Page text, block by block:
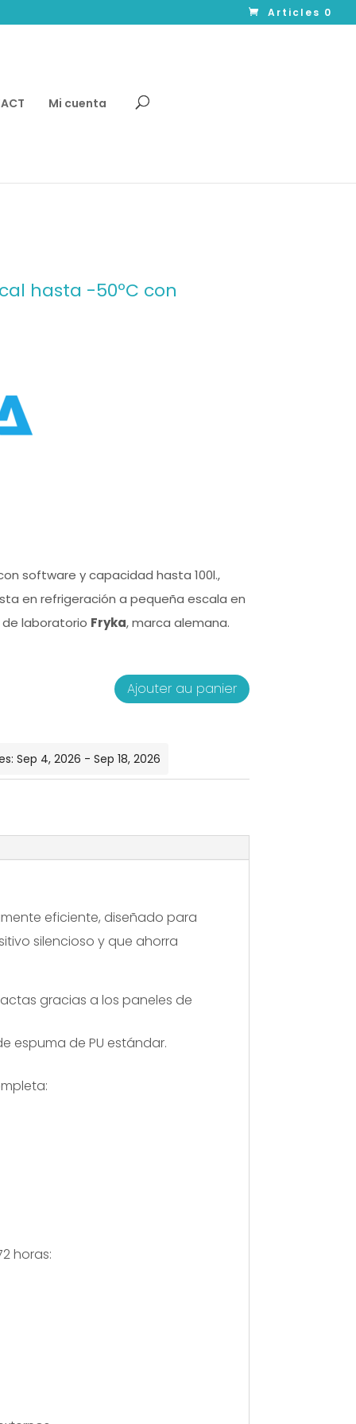
Articles 0
Mi cuenta
hasta -50ºC con
software y capacidad hasta 100l.,
en refrigeración a pequeña escala en
laboratorio Fryka, marca alemana.
de
Software
-
Ajouter au panier
Sep 4, 2026 - Sep 18, 2026
eficiente, diseñado para
silencioso y que ahorra
gracias a los paneles de
espuma de PU estándar.
horas: